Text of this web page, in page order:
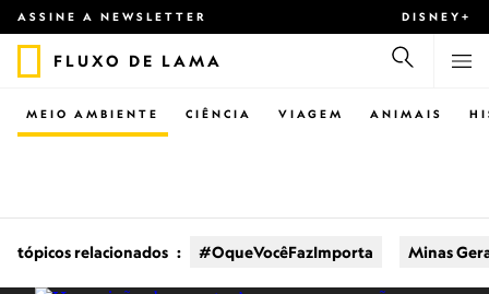
ASSINE A NEWSLETTER DISNEY+
FLUXO DE LAMA
CIÊNCIA VIAGEM ANIMAIS
MEIO AMBIENTE
tópicos relacionados : #OqueVocêFazImporta Minas